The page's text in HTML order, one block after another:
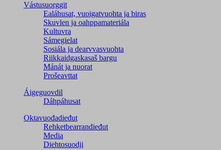
Vástusuorggit
Ealáhusat, vuoigatvuohta ja biras
Skuvlen ja oahppamateriála
Kultuvra
Sámegielat
Sosiála ja dearvvasvuohta
Riikkaidgaskasaš bargu
Mánát ja nuorat
Prošeavttat
Áigeguovdil
Dáhpáhusat
Oktavuođadieđut
Rehketbearrandieđut
Media
Diehtosuodji